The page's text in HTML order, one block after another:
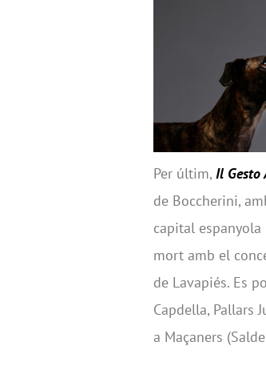
Per últim, Il Gesto
de Boccherini,
capital
mort amb el
de Lavapiés. Es
Capdella, Pallars
a Maçaners